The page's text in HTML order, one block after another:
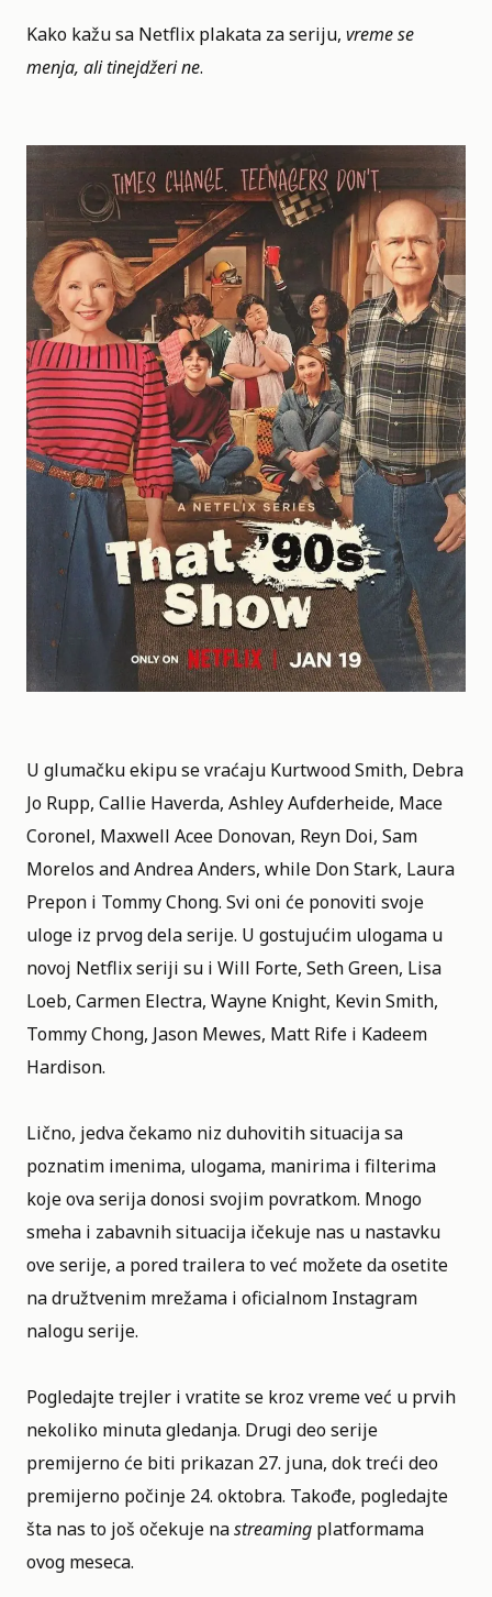
Kako kažu sa Netflix plakata za seriju, vreme se
menja, ali tinejdžeri ne.
U glumačku ekipu se vraćaju Kurtwood Smith, Debra
Jo Rupp, Callie Haverda, Ashley Aufderheide, Mace
Coronel, Maxwell Acee Donovan, Reyn Doi, Sam
Morelos and Andrea Anders, while Don Stark, Laura
Prepon i Tommy Chong. Svi oni će ponoviti svoje
uloge iz prvog dela serije. U gostujućim ulogama u
novoj Netflix seriji su i Will Forte, Seth Green, Lisa
Loeb, Carmen Electra, Wayne Knight, Kevin Smith,
Tommy Chong, Jason Mewes, Matt Rife i Kadeem
Hardison.
Lično, jedva čekamo niz duhovitih situacija sa
poznatim imenima, ulogama, manirima i filterima
koje ova serija donosi svojim povratkom. Mnogo
smeha i zabavnih situacija ičekuje nas u nastavku
ove serije, a pored trailera to već možete da osetite
na družtvenim mrežama i oficialnom Instagram
nalogu serije.
Pogledajte trejler i vratite se kroz vreme već u prvih
nekoliko minuta gledanja. Drugi deo serije
premijerno će biti prikazan 27. juna, dok treći deo
premijerno počinje 24. oktobra. Takođe, pogledajte
šta nas to još očekuje nastreaming platformama
ovog meseca.